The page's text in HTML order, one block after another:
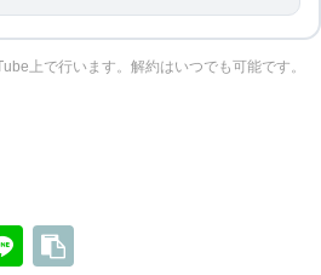
上で行います。解約はいつでも可能です。